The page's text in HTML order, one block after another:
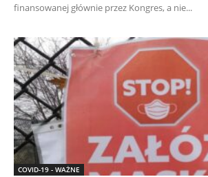
finansowanej głównie przez Kongres, a nie...
COVID-19 - WAŻNE